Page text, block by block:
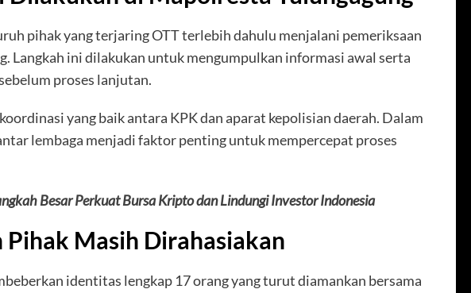
pihak yang terjaring OTT terlebih dahulu menjalani pemeriksaan
Langkah ini dilakukan untuk mengumpulkan informasi awal serta
proses lanjutan.
yang baik antara KPK dan aparat kepolisian daerah. Dalam
lembaga menjadi faktor penting untuk mempercepat proses
Besar Perkuat Bursa Kripto dan Lindungi Investor Indonesia
Pihak Masih Dirahasiakan
identitas lengkap 17 orang yang turut diamankan bersama